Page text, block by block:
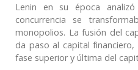
Lenin en su época
concurrencia se
monopolios. La fusión del
da paso al capital
fase superior y última del